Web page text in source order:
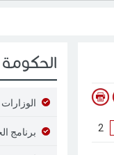
الحكومة
الوزارات
برنامج 2